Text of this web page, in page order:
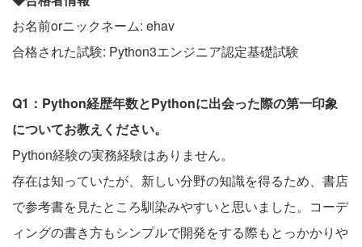
お名前orニックネーム: ehav
合格された試験: Python3エンジニア認定基礎試験
Q1：Python経歴年数とPythonに出会った際の第一印象
についてお教えください。
Python経験の実務経験はありません。
存在は知っていたが、新しい分野の知識を得るため、書店
で参考書を見たところ馴染みやすいと思いました。コーデ
ィングの書き方もシンプルで開発をする際もとっかかりや